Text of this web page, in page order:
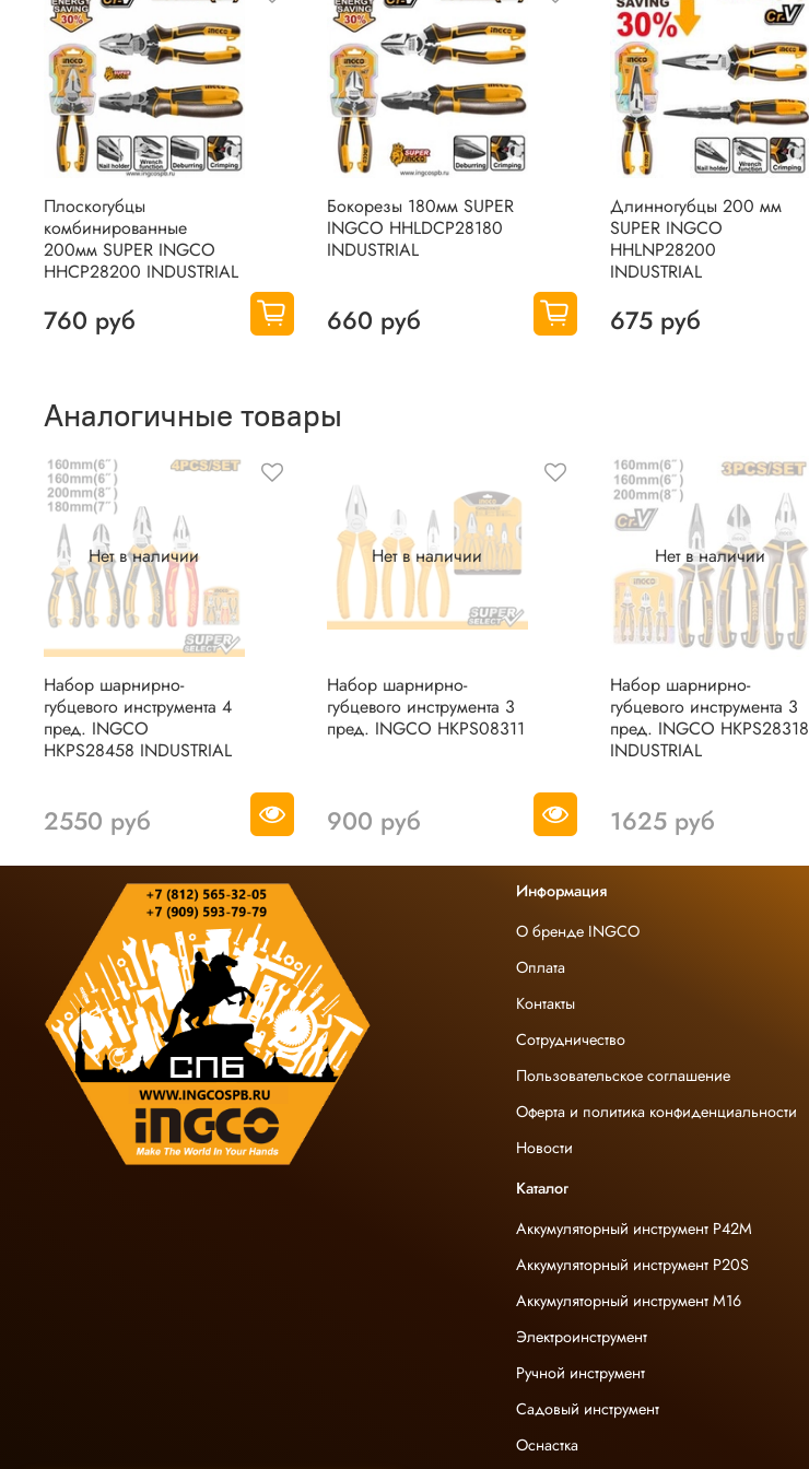
Плоскогубцы
комбинированные
200мм SUPER INGCO
HHCP28200 INDUSTRIAL
760 руб
Бокорезы 180мм SUPER
INGCO HHLDCP28180
INDUSTRIAL
660 руб
Длинногубцы 200 мм
SUPER INGCO
HHLNP28200
INDUSTRIAL
675 руб
Аналогичные товары
Нет в наличии
Набор шарнирно-
губцевого инструмента 4
пред. INGCO
HKPS28458 INDUSTRIAL
2550 руб
Нет в наличии
Набор шарнирно-
губцевого инструмента 3
пред. INGCO HKPS08311
900 руб
Нет в наличии
Набор шарнирно-
губцевого инструмента 3
пред. INGCO HKPS28318
INDUSTRIAL
1625 руб
Информация
О бренде INGCO
Оплата
Контакты
Сотрудничество
Пользовательское соглашение
Оферта и политика конфиденциальности
Новости
Каталог
Аккумуляторный инструмент P42M
Аккумуляторный инструмент P20S
Аккумуляторный инструмент M16
Электроинструмент
Ручной инструмент
Садовый инструмент
Оснастка